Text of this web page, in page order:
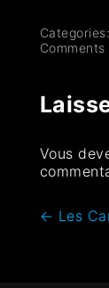
Categories:
Comments
Vous
← Les